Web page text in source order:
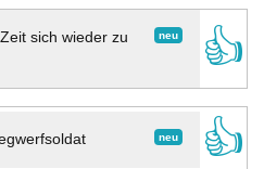
neu
sich wieder zu
👍
neu
👍